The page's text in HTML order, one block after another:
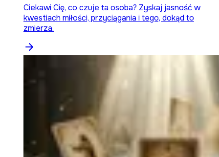
Ciekawi Cię, co czuje ta osoba? Zyskaj jasność w
kwestiach miłości, przyciągania i tego, dokąd to
zmierza.